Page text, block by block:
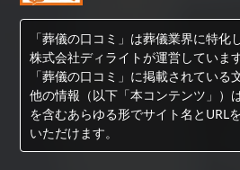
「葬儀の口コミ」は葬儀業界に特化
株式会社ディライトが運営しています
「葬儀の口コミ」に掲載されている
他の情報（以下「本コンテンツ」）
を含むあらゆる形でサイト名とURL
いただけます。